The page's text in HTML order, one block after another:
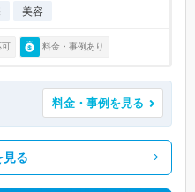
美容
可 料金・事例あり
料金・事例を見る
見る